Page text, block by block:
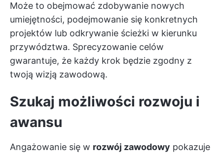
Może to obejmować zdobywanie nowych
umiejętności, podejmowanie się konkretnych
projektów lub odkrywanie ścieżki w kierunku
przywództwa. Sprecyzowanie celów
gwarantuje, że każdy krok będzie zgodny z
twoją wizją zawodową.
Szukaj możliwości rozwoju i
awansu
Angażowanie się w rozwój zawodowy pokazuje